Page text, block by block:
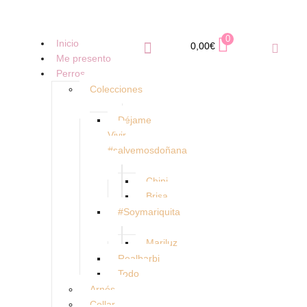
Inicio
Me presento
Perros
Colecciones
Déjame
Vivir
#salvemosdoñana
Chipi
Brisa
#Soymariquita
Mariluz
Realbarbi
Todo
Arnés
Collar
0,00€
0